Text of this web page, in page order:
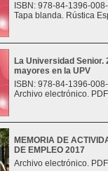
ISBN: 978-84-1396-
Tapa blanda. Rústica
La Universidad
mayores en la UPV
ISBN: 978-84-1396-
Archivo electrónico.
MEMORIA DE
DE EMPLEO 2017
Archivo electrónico.